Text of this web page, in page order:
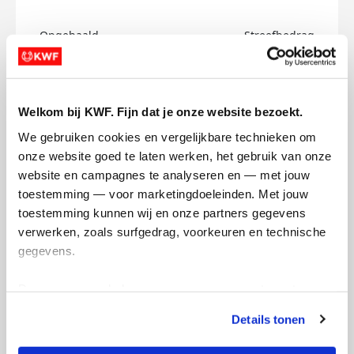
Welkom bij KWF. Fijn dat je onze website bezoekt.
We gebruiken cookies en vergelijkbare technieken om
onze website goed te laten werken, het gebruik van onze
website en campagnes te analyseren en — met jouw
toestemming — voor marketingdoeleinden. Met jouw
toestemming kunnen wij en onze partners gegevens
verwerken, zoals surfgedrag, voorkeuren en technische
gegevens.
tonen. Je kunt je toestemming op elk moment wijzigen of
intrekken via Cookie instellingen onderaan de pagina. De
Details tonen
Opgehaald
€0
Streefbedrag
€150
Noa's badges